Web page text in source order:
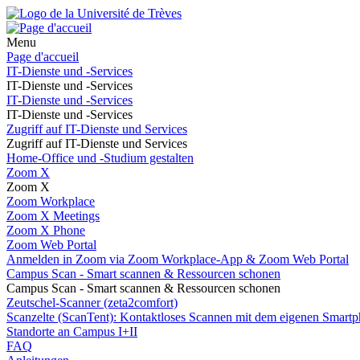
Menu
Page d'accueil
IT-Dienste und -Services
IT-Dienste und -Services
IT-Dienste und -Services
IT-Dienste und -Services
Zugriff auf IT-Dienste und Services
Zugriff auf IT-Dienste und Services
Home-Office und -Studium gestalten
Zoom X
Zoom X
Zoom Workplace
Zoom X Meetings
Zoom X Phone
Zoom Web Portal
Anmelden in Zoom via Zoom Workplace-App & Zoom Web Portal
Campus Scan - Smart scannen & Ressourcen schonen
Campus Scan - Smart scannen & Ressourcen schonen
Zeutschel-Scanner (zeta2comfort)
Scanzelte (ScanTent): Kontaktloses Scannen mit dem eigenen
Standorte an Campus I+II
FAQ